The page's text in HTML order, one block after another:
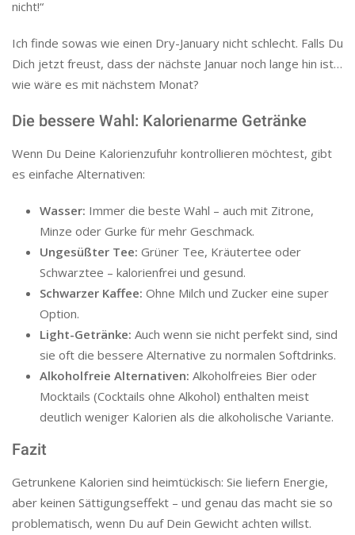
nicht!“
Ich finde sowas wie einen Dry-January nicht schlecht. Falls Du
Dich jetzt freust, dass der nächste Januar noch lange hin ist…
wie wäre es mit nächstem Monat?
Die bessere Wahl: Kalorienarme Getränke
Wenn Du Deine Kalorienzufuhr kontrollieren möchtest, gibt
es einfache Alternativen:
Wasser: Immer die beste Wahl – auch mit Zitrone,
Minze oder Gurke für mehr Geschmack.
Ungesüßter Tee: Grüner Tee, Kräutertee oder
Schwarztee – kalorienfrei und gesund.
Schwarzer Kaffee: Ohne Milch und Zucker eine super
Option.
Light-Getränke: Auch wenn sie nicht perfekt sind, sind
sie oft die bessere Alternative zu normalen Softdrinks.
Alkoholfreie Alternativen: Alkoholfreies Bier oder
Mocktails (Cocktails ohne Alkohol) enthalten meist
deutlich weniger Kalorien als die alkoholische Variante.
Fazit
Getrunkene Kalorien sind heimtückisch: Sie liefern Energie,
aber keinen Sättigungseffekt – und genau das macht sie so
problematisch, wenn Du auf Dein Gewicht achten willst.